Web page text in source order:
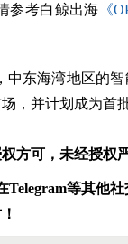
参考白鲸出海 《
东海湾地区的
，并计划成为首
方可，未经授权
等其他